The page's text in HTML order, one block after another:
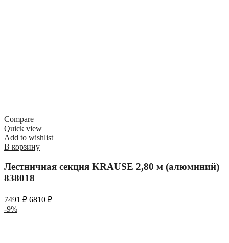
Compare
Quick view
Add to wishlist
В корзину
Лестничная секция KRAUSE 2,80 м (алюминий)
838018
7491₽ 6810 ₽
-9%